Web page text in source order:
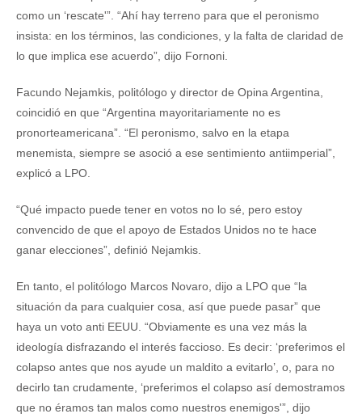
como un ‘rescate'”. “Ahí hay terreno para que el peronismo
insista: en los términos, las condiciones, y la falta de claridad de
lo que implica ese acuerdo”, dijo Fornoni.
Facundo Nejamkis, politólogo y director de Opina Argentina,
coincidió en que “Argentina mayoritariamente no es
pronorteamericana”. “El peronismo, salvo en la etapa
menemista, siempre se asoció a ese sentimiento antiimperial”,
explicó a LPO.
“Qué impacto puede tener en votos no lo sé, pero estoy
convencido de que el apoyo de Estados Unidos no te hace
ganar elecciones”, definió Nejamkis.
En tanto, el politólogo Marcos Novaro, dijo a LPO que “la
situación da para cualquier cosa, así que puede pasar” que
haya un voto anti EEUU. “Obviamente es una vez más la
ideología disfrazando el interés faccioso. Es decir: ‘preferimos el
colapso antes que nos ayude un maldito a evitarlo’, o, para no
decirlo tan crudamente, ‘preferimos el colapso así demostramos
que no éramos tan malos como nuestros enemigos'”, dijo